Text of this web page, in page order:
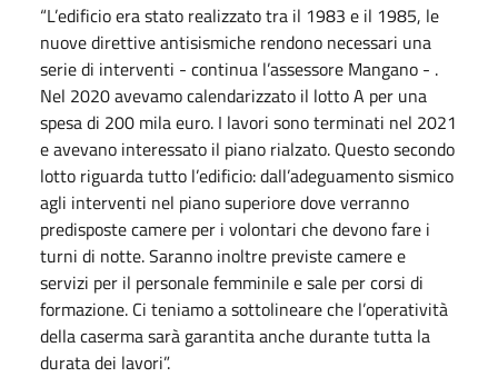
“L’edificio era stato realizzato tra il 1983 e il 1985, le
nuove direttive antisismiche rendono necessari una
serie di interventi - continua l’assessore Mangano - .
Nel 2020 avevamo calendarizzato il lotto A per una
spesa di 200 mila euro. I lavori sono terminati nel 2021
e avevano interessato il piano rialzato. Questo secondo
lotto riguarda tutto l’edificio: dall’adeguamento sismico
agli interventi nel piano superiore dove verranno
predisposte camere per i volontari che devono fare i
turni di notte. Saranno inoltre previste camere e
servizi per il personale femminile e sale per corsi di
formazione. Ci teniamo a sottolineare che l’operatività
della caserma sarà garantita anche durante tutta la
durata dei lavori”.